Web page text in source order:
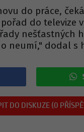
do práce,
do televize
nešťastných
neumí," dodal s
DO DISKUZE (0